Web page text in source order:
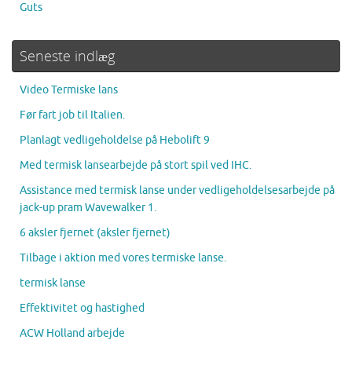
Guts
Seneste indlæg
Video Termiske lans
Før fart job til Italien.
Planlagt vedligeholdelse på Hebolift 9
Med termisk lansearbejde på stort spil ved IHC.
Assistance med termisk lanse under vedligeholdelsesarbejde på
jack-up pram Wavewalker 1.
6 aksler fjernet (aksler fjernet)
Tilbage i aktion med vores termiske lanse.
termisk lanse
Effektivitet og hastighed
ACW Holland arbejde